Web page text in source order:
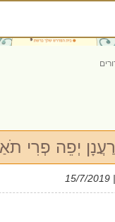
יְפֵה פְרִי תֹאַר